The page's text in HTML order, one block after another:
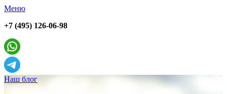
Меню
+7 (495) 126-06-98
Наш блог